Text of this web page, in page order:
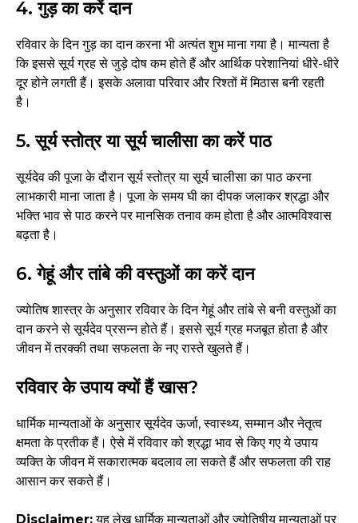
4. गुड़ का करें दान
रविवार के दिन गुड़ का दान करना भी अत्यंत शुभ माना गया है। मान्यता है
कि इससे सूर्य ग्रह से जुड़े दोष कम होते हैं और आर्थिक परेशानियां धीरे-धीरे
दूर होने लगती हैं। इसके अलावा परिवार और रिश्तों में मिठास बनी रहती
है।
5. सूर्य स्तोत्र या सूर्य चालीसा का करें पाठ
सूर्यदेव की पूजा के दौरान सूर्य स्तोत्र या सूर्य चालीसा का पाठ करना
लाभकारी माना जाता है। पूजा के समय घी का दीपक जलाकर श्रद्धा और
भक्ति भाव से पाठ करने पर मानसिक तनाव कम होता है और आत्मविश्वास
बढ़ता है।
6. गेहूं और तांबे की वस्तुओं का करें दान
ज्योतिष शास्त्र के अनुसार रविवार के दिन गेहूं और तांबे से बनी वस्तुओं का
दान करने से सूर्यदेव प्रसन्न होते हैं। इससे सूर्य ग्रह मजबूत होता है और
जीवन में तरक्की तथा सफलता के नए रास्ते खुलते हैं।
रविवार के उपाय क्यों हैं खास?
धार्मिक मान्यताओं के अनुसार सूर्यदेव ऊर्जा, स्वास्थ्य, सम्मान और नेतृत्व
क्षमता के प्रतीक हैं। ऐसे में रविवार को श्रद्धा भाव से किए गए ये उपाय
व्यक्ति के जीवन में सकारात्मक बदलाव ला सकते हैं और सफलता की राह
आसान कर सकते हैं।
Disclaimer:यह लेख धार्मिक मान्यताओं और ज्योतिषीय मान्यताओं पर